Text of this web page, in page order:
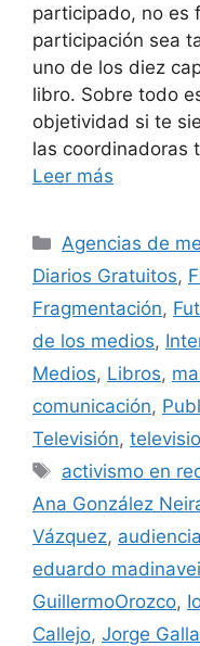
participado, no es
participación sea
uno de los diez
libro. Sobre todo
objetividad si te
las coordinadoras
Leer más
Categorías
Agencias de
Diarios Gratuitos,
Fragmentación,
de los medios,
Medios, Libros,
comunicación,
Televisión,
Etiquetas
activismo en
Ana González
Vázquez,
eduardo
GuillermoOrozco,
Callejo, Jorge